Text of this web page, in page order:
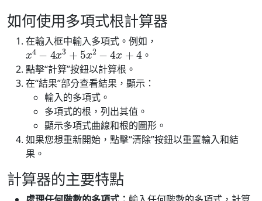
如何使用多項式根計算器
在輸入框中輸入多項式。例如，
x4−4x3+5x2−4x+4
。
點擊“計算”按鈕以計算根。
在“結果”部分查看結果，顯示：
輸入的多項式。
多項式的根，列出其值。
顯示多項式曲線和根的圖形。
如果您想重新開始，點擊“清除”按鈕以重置輸入和結
果。
計算器的主要特點